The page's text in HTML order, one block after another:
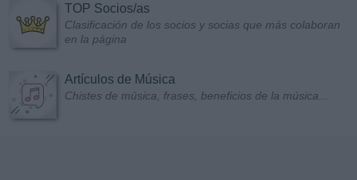
TOP Socios/as
Clasificación de los socios y socias que más colaboran
en la página
Artículos de Música
Chistes de música, frases, beneficios de la música...